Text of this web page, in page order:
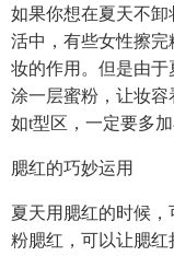
如果你想在夏天不
活中，有些女性擦
妆的作用。但是由于
涂一层蜜粉，让妆
如t型区，一定要多加
腮红的巧妙运用
夏天用腮红的时候
粉腮红，可以让腮红